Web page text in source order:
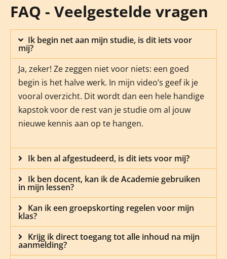
FAQ - Veelgestelde vragen
Ik begin net aan mijn studie, is dit iets voor
mij?
Ja, zeker! Ze zeggen niet voor niets: een goed
begin is het halve werk. In mijn video’s geef ik je
vooral overzicht. Dit wordt dan een hele handige
kapstok voor de rest van je studie om al jouw
nieuwe kennis aan op te hangen.
Ik ben al afgestudeerd, is dit iets voor mij?
Ik ben docent, kan ik de Academie gebruiken
in mijn lessen?
Kan ik een groepskorting regelen voor mijn
klas?
Krijg ik direct toegang tot alle inhoud na mijn
aanmelding?